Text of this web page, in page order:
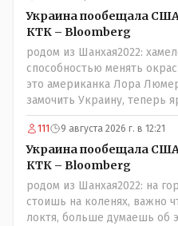
Украина пообещала
КТК – Bloomberg
родом из Шанхая2022:
способностью менять
это американка Лора
замочить Украину, теперь
к Трампу. Ну и западные
предоставляли
которые развернулись
посмотрев на того, как он
живешь и многое знаешь о
просто прагматизм и
встанут под нас и наоборот
111 9 августа 2026 г. в 12:21
Украина пообещала
КТК – Bloomberg
родом из Шанхая2022: на
стоишь на коленях, важно
локтя, больше думаешь об